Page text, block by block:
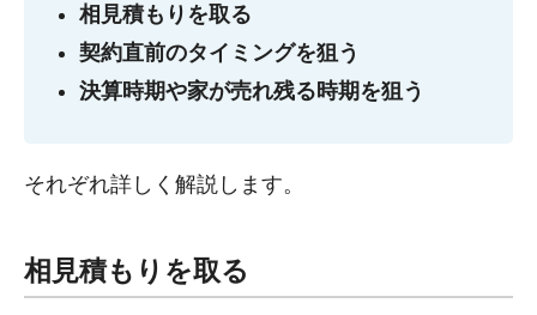
相見積もりを取る
契約直前のタイミングを狙う
決算時期や家が売れ残る時期を狙う
それぞれ詳しく解説します。
相見積もりを取る